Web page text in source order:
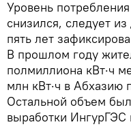
Уровень
снизился, следует
пять лет
В прошлом году
полмиллиона кВт·ч
млн кВт·ч в Абхазию
Остальной объем
выработки